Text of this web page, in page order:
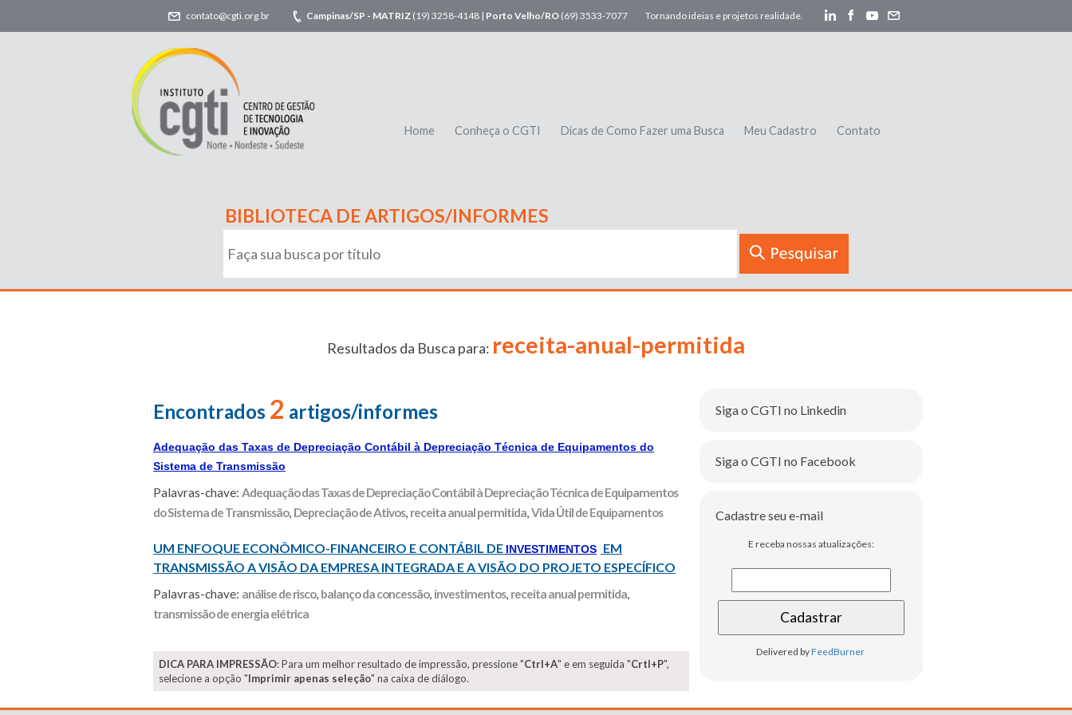
contato@cgti.org.br Campinas/SP - MATRIZ (19) 3258-4148 | Porto Velho/RO (69) 3533-7077 Tornando ideias e projetos realidade.
Home Conheça o CGTI Dicas de Como Fazer uma Busca Meu Cadastro Contato
BIBLIOTECA DE ARTIGOS/INFORMES
Resultados da Busca para: receita-anual-permitida
Encontrados 2 artigos/informes
Adequação das Taxas de Depreciação Contábil à Depreciação Técnica de Equipamentos do
Sistema de Transmissão
Palavras-chave: Adequação das Taxas de Depreciação Contábil à Depreciação Técnica de Equipamentos
do Sistema de Transmissão, Depreciação de Ativos, receita anual permitida,Vida Útil de Equipamentos
UM ENFOQUE ECONÔMICO-FINANCEIRO E CONTÁBIL DE INVESTIMENTOS EM
TRANSMISSÃO A VISÃO DA EMPRESA INTEGRADA E A VISÃO DO PROJETO ESPECÍFICO
Palavras-chave: análise de risco, balanço da concessão, investimentos, receita anual permitida,
transmissão de energia elétrica
DICA PARA IMPRESSÃO: Para um melhor resultado de impressão, pressione "Ctrl+A" e em seguida "Crtl+P",
selecione a opção "Imprimir apenas seleção" na caixa de diálogo.
Siga o CGTI no Linkedin
Siga o CGTI no Facebook
Cadastre seu e-mail
E receba nossas atualizações:
Delivered byFeedBurner